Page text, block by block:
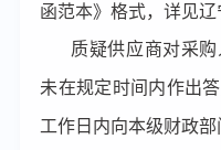
函范本》格式，详见辽
质疑供应商对采
未在规定时间内作出
工作日内向本级财政部